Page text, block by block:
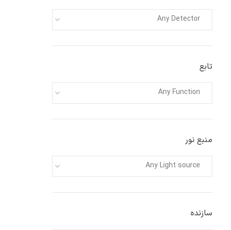
Any Detector
تابع
Any Function
منبع نور
Any Light source
سازنده